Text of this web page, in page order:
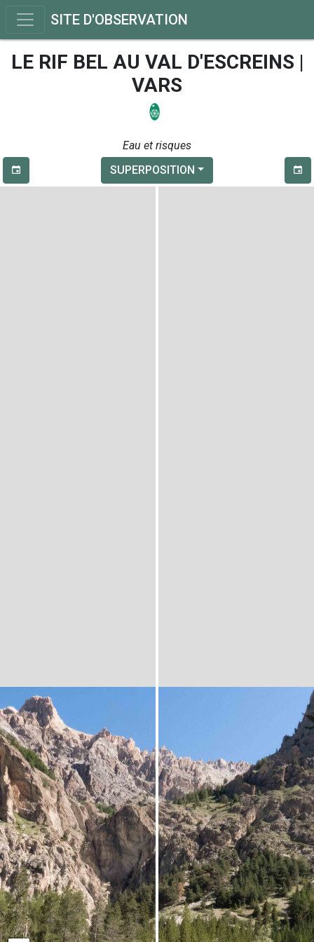
SITE D'OBSERVATION
LE RIF BEL AU VAL D'ESCREINS |
VARS
Eau et risques
SUPERPOSITION